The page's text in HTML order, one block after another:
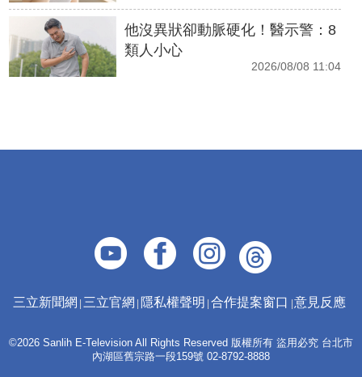
他沒異狀卻動脈硬化！醫示警：8
類人小心
2026/08/08 11:04
三立新聞網 三立官網 隱私權聲明 合作提案窗口 意見反應
©2026 Sanlih E-Television All Rights Reserved 版權所有 盜用必究 台北市
內湖區舊宗路一段159號 02-8792-8888